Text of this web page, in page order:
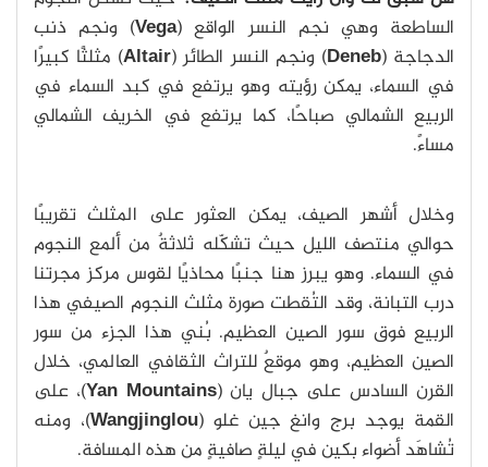
الساطعة وهي نجم النسر الواقع (Vega) ونجم ذنب
الدجاجة (Deneb) ونجم النسر الطائر (Altair) مثلثًا كبيرًا
في السماء، يمكن رؤيته وهو يرتفع في كبد السماء في
الربيع الشمالي صباحًا، كما يرتفع في الخريف الشمالي
مساءً.
وخلال أشهر الصيف، يمكن العثور على المثلث تقريبًا
حوالي منتصف الليل حيث تشكّله ثلاثةٌ من ألمع النجوم
في السماء. وهو يبرز هنا جنبًا محاذيًا لقوس مركز مجرتنا
درب التبانة، وقد التُقطت صورة مثلث النجوم الصيفي هذا
الربيع فوق سور الصين العظيم. بُني هذا الجزء من سور
الصين العظيم، وهو موقعٌ للتراث الثقافي العالمي، خلال
القرن السادس على جبال يان (Yan Mountains)، على
القمة يوجد برج وانغ جين غلو (Wangjinglou)، ومنه
تُشاهَد أضواء بكين في ليلةٍ صافيةٍ من هذه المسافة.